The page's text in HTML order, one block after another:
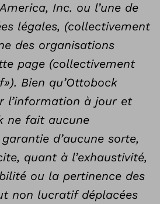
Inc. ou l’une de
légales, (collectivement
des organisations
page (collectivement
Bien qu’Ottobock
l’information à jour et
ne fait aucune
d’aucune sorte,
quant à l’exhaustivité,
ou la pertinence des
non lucratif déplacées